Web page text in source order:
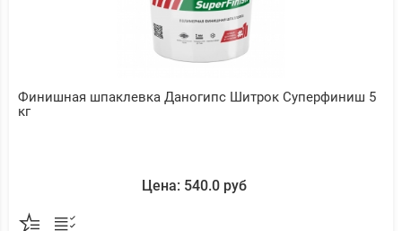
Финишная шпаклевка Даногипс Шитрок Суперфиниш 5
кг
Цена: 540.0 руб